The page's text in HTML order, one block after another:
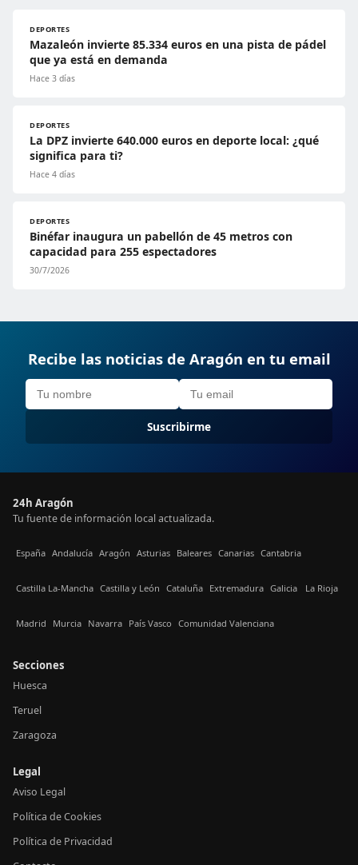
DEPORTES
Mazaleón invierte 85.334 euros en una pista de pádel
que ya está en demanda
Hace 3 días
DEPORTES
La DPZ invierte 640.000 euros en deporte local: ¿qué
significa para ti?
Hace 4 días
DEPORTES
Binéfar inaugura un pabellón de 45 metros con
capacidad para 255 espectadores
30/7/2026
Recibe las noticias de Aragón en tu email
Suscribirme
24h Aragón
Tu fuente de información local actualizada.
España Andalucía Aragón Asturias Baleares Canarias Cantabria
Castilla La-Mancha Castilla y León Cataluña Extremadura Galicia La Rioja
Madrid Murcia Navarra País Vasco Comunidad Valenciana
Secciones
Huesca
Teruel
Zaragoza
Legal
Aviso Legal
Política de Cookies
Política de Privacidad